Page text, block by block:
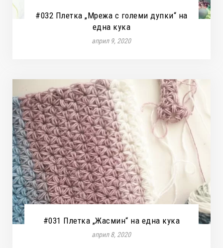
#032 Плетка „Мрежа с големи дупки“ на
една кука
април 9, 2020
#031 Плетка „Жасмин“ на една кука
април 8, 2020